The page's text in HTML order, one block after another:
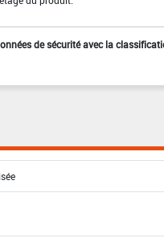
de sécurité avec la